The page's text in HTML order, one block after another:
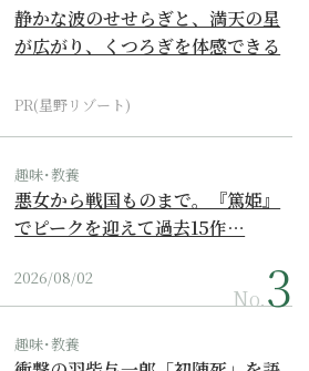
静かな波のせせらぎと、満天の星
が広がり、くつろぎを体感できる
PR(星野リゾート)
趣味･教養
悪女から戦国ものまで。『篤姫』
でピークを迎えて過去15作…
2026/08/02
No.
趣味･教養